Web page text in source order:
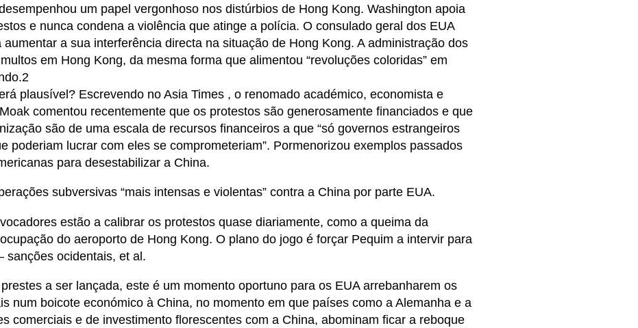
um papel vergonhoso nos distúrbios de Hong Kong. Washington apoia
e nunca condena a violência que atinge a polícia. O consulado geral dos EUA
a sua interferência directa na situação de Hong Kong. A administração dos
em Hong Kong, da mesma forma que alimentou “revoluções coloridas” em
plausível? Escrevendo no Asia Times , o renomado académico, economista e
comentou recentemente que os protestos são generosamente financiados e que
são de uma escala de recursos financeiros a que “só governos estrangeiros
poderiam lucrar com eles se comprometeriam”. Pormenorizou exemplos passados
para desestabilizar a China.
subversivas “mais intensas e violentas” contra a China por parte EUA.
estão a calibrar os protestos quase diariamente, como a queima da
do aeroporto de Hong Kong. O plano do jogo é forçar Pequim a intervir para
sanções ocidentais, et al.
a ser lançada, este é um momento oportuno para os EUA arrebanharem os
num boicote económico à China, no momento em que países como a Alemanha e a
comerciais e de investimento florescentes com a China, abominam ficar a reboque